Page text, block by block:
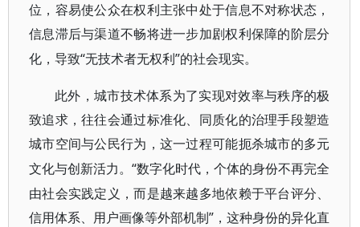
位，容易使公众在权利主张中处于信息不对称状态，
信息滞后与渠道不畅将进一步加剧权利保障的阶层分
化，导致“无技术者无权利”的社会现实。
此外，城市技术体系为了实现对效率与秩序的极
致追求，往往会通过标准化、同质化的治理手段塑造
城市空间与公民行为，这一过程可能扼杀城市的多元
文化与创新活力。“数字化时代，个体的身份不再完全
由社会实践定义，而是越来越多地依赖于平台评分、
信用体系、用户画像等外部机制”，这种身份的异化直